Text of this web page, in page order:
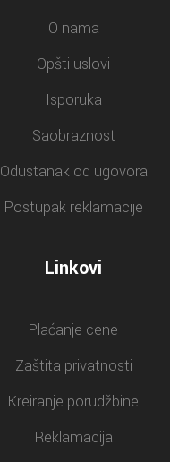
O nama
Opšti uslovi
Isporuka
Saobraznost
Odustanak od ugovora
Postupak reklamacije
Linkovi
Plaćanje cene
Zaštita privatnosti
Kreiranje porudžbine
Reklamacija